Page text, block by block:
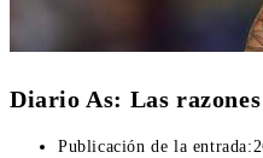
Diario As: Las
Publicación de la entrada: